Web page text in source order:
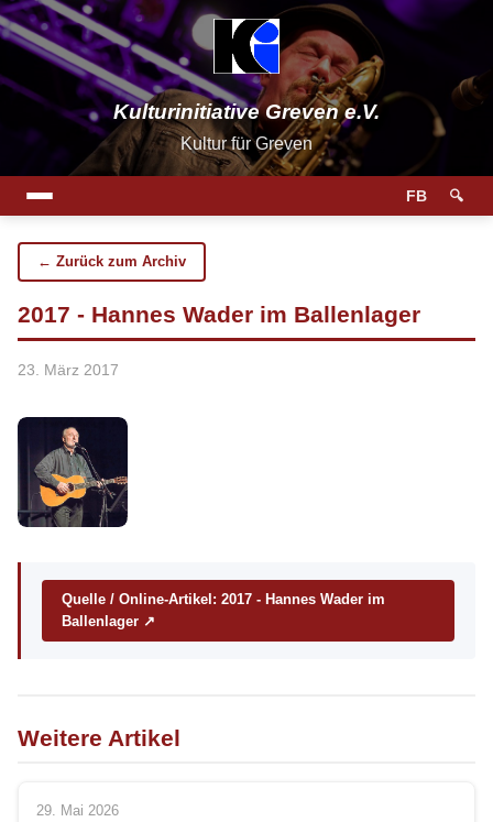
Kulturinitiative Greven e.V.
Kultur für Greven
FB 🔍
← Zurück zum Archiv
2017 - Hannes Wader im Ballenlager
23. März 2017
Quelle / Online-Artikel: 2017 - Hannes Wader im
Ballenlager ↗
Weitere Artikel
29. Mai 2026